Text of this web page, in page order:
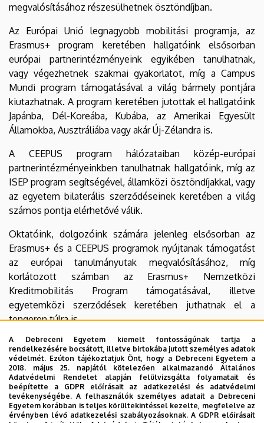
megvalósításához részesülhetnek ösztöndíjban.
Az Európai Unió legnagyobb mobilitási programja, az
Erasmus+ program keretében hallgatóink elsősorban
európai partnerintézményeink egyikében tanulhatnak,
vagy végezhetnek szakmai gyakorlatot, míg a Campus
Mundi program támogatásával a világ bármely pontjára
kiutazhatnak. A program keretében jutottak el hallgatóink
Japánba, Dél-Koreába, Kubába, az Amerikai Egyesült
Államokba, Ausztráliába vagy akár Új-Zélandra is.
A CEEPUS program hálózataiban közép-európai
partnerintézményeinkben tanulhatnak hallgatóink, míg az
ISEP program segítségével, államközi ösztöndíjakkal, vagy
az egyetem bilaterális szerződéseinek keretében a világ
számos pontja elérhetővé válik.
Oktatóink, dolgozóink számára jelenleg elsősorban az
Erasmus+ és a CEEPUS programok nyújtanak támogatást
az európai tanulmányutak megvalósításához, míg
korlátozott számban az Erasmus+ Nemzetközi
Kreditmobilitás Program támogatásával, illetve
egyetemközi szerződések keretében juthatnak el a
tengeren túlra is.
Honlapunk célja, hogy hallgatóinkkal, oktatóinkkal
megismertessük a különféle mobilitási programok
nyújtotta lehetőségeket és naprakész információkkal
szolgáljunk a pályázatok menetével, határidejével
kapcsolatban.
A Debreceni Egyetem kiemelt fontosságúnak tartja a
rendelkezésére bocsátott, illetve birtokába jutott személyes adatok
védelmét. Ezúton tájékoztatjuk Önt, hogy a Debreceni Egyetem a
2018. május 25. napjától kötelezően alkalmazandó Általános
Adatvédelmi Rendelet alapján felülvizsgálta folyamatait és
beépítette a GDPR előírásait az adatkezelési és adatvédelmi
tevékenységébe. A felhasználók személyes adatait a Debreceni
Egyetem korábban is teljes körültekintéssel kezelte, megfelelve az
érvényben lévő adatkezelési szabályozásoknak. A GDPR előírásait